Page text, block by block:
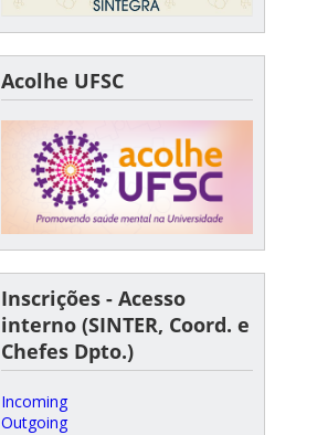
Acolhe UFSC
Inscrições - Acesso
interno (SINTER, Coord. e
Chefes Dpto.)
Incoming
Outgoing